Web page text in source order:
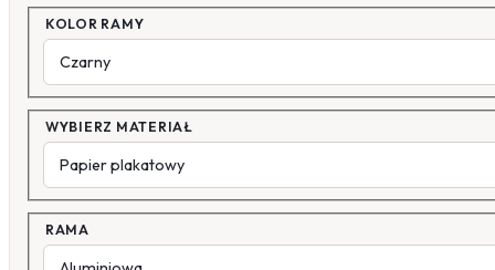
KOLOR RAMY
WYBIERZ MATERIAŁ
RAMA